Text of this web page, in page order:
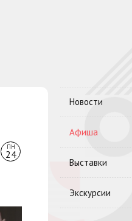
ПН
24
Новости
Афиша
Выставки
Экскурсии